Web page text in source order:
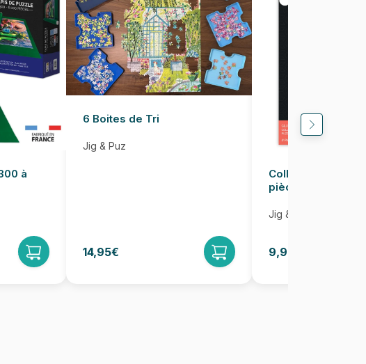
à
6 Boites de Tri
Jig & Puz
14,95€
Colle pour Puzzle
pièces
Jig & Puz
9,95€